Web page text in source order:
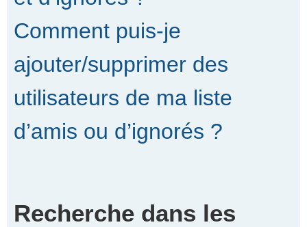
Comment puis-je
ajouter/supprimer des
utilisateurs de ma liste
d’amis ou d’ignorés ?
Recherche dans les